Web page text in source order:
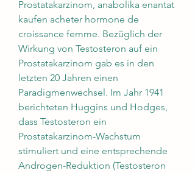
Prostatakarzinom, anabolika enantat
kaufen acheter hormone de
croissance femme. Bezüglich der
Wirkung von Testosteron auf ein
Prostatakarzinom gab es in den
letzten 20 Jahren einen
Paradigmenwechsel. Im Jahr 1941
berichteten Huggins und Hodges,
dass Testosteron ein
Prostatakarzinom-Wachstum
stimuliert und eine entsprechende
Androgen-Reduktion (Testosteron